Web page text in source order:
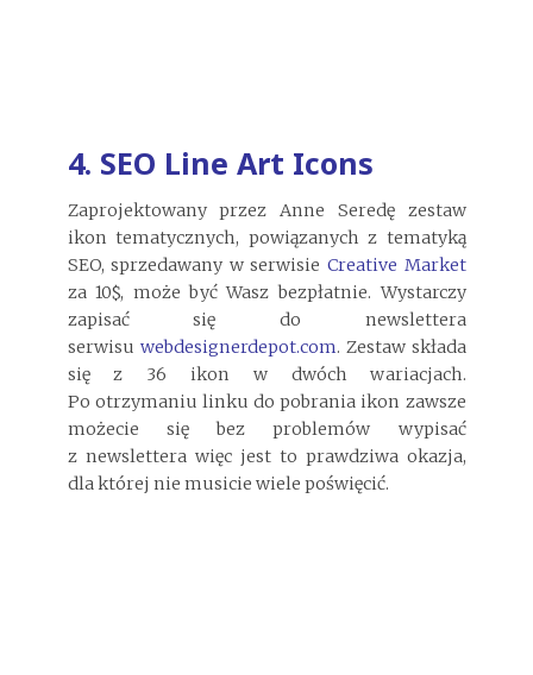
4. SEO Line Art Icons
Zaprojektowany przez Anne Seredę zestaw
ikon tematycznych, powiązanych z tematyką
SEO, sprzedawany w serwisie Creative Market
za 10$, może być Wasz bezpłatnie. Wystarczy
zapisać się do newslettera
serwisu webdesignerdepot.com. Zestaw składa
się z 36 ikon w dwóch wariacjach.
Po otrzymaniu linku do pobrania ikon zawsze
możecie się bez problemów wypisać
z newslettera więc jest to prawdziwa okazja,
dla której nie musicie wiele poświęcić.